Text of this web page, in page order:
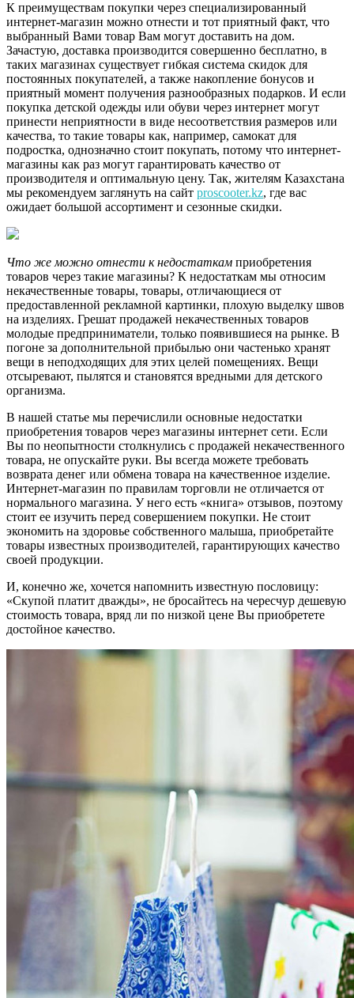
К преимуществам покупки через специализированный
интернет-магазин можно отнести и тот приятный факт, что
выбранный Вами товар Вам могут доставить на дом.
Зачастую, доставка производится совершенно бесплатно, в
таких магазинах существует гибкая система скидок для
постоянных покупателей, а также накопление бонусов и
приятный момент получения разнообразных подарков. И если
покупка детской одежды или обуви через интернет могут
принести неприятности в виде несоответствия размеров или
качества, то такие товары как, например, самокат для
подростка, однозначно стоит покупать, потому что интернет-
магазины как раз могут гарантировать качество от
производителя и оптимальную цену. Так, жителям Казахстана
мы рекомендуем заглянуть на сайт proscooter.kz, где вас
ожидает большой ассортимент и сезонные скидки.
Что же можно отнести к недостаткам приобретения
товаров через такие магазины? К недостаткам мы относим
некачественные товары, товары, отличающиеся от
предоставленной рекламной картинки, плохую выделку швов
на изделиях. Грешат продажей некачественных товаров
молодые предприниматели, только появившиеся на рынке. В
погоне за дополнительной прибылью они частенько хранят
вещи в неподходящих для этих целей помещениях. Вещи
отсыревают, пылятся и становятся вредными для детского
организма.
В нашей статье мы перечислили основные недостатки
приобретения товаров через магазины интернет сети. Если
Вы по неопытности столкнулись с продажей некачественного
товара, не опускайте руки. Вы всегда можете требовать
возврата денег или обмена товара на качественное изделие.
Интернет-магазин по правилам торговли не отличается от
нормального магазина. У него есть «книга» отзывов, поэтому
стоит ее изучить перед совершением покупки. Не стоит
экономить на здоровье собственного малыша, приобретайте
товары известных производителей, гарантирующих качество
своей продукции.
И, конечно же, хочется напомнить известную пословицу:
«Скупой платит дважды», не бросайтесь на чересчур дешевую
стоимость товара, вряд ли по низкой цене Вы приобретете
достойное качество.